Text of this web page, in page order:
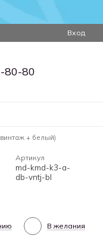
Вход
80-80
+ белый)
Артикул
md-kmd-k3-a-
db-vntj-bl
В желания